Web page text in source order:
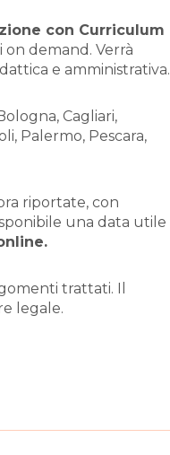
con Curriculum
demand. Verrà
e amministrativa.
Cagliari,
Palermo, Pescara,
riportate, con
una data utile
trattati. Il
legale.